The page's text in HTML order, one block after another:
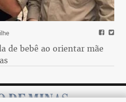
de bebê ao orientar mãe